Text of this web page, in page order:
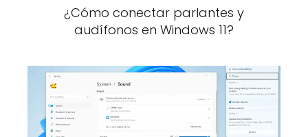
¿Cómo conectar parlantes y
audífonos en Windows 11?